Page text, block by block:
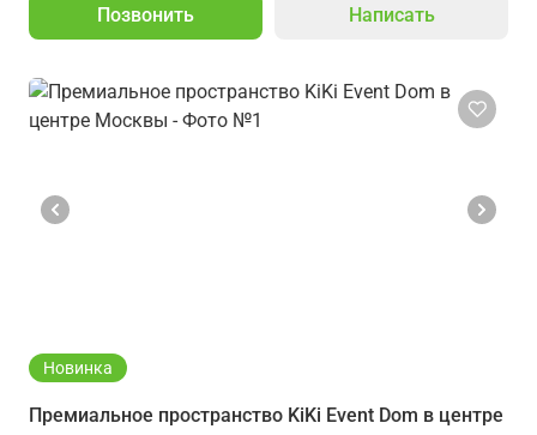
Позвонить Написать
Новинка
Премиальное пространство KiKi Event Dom в центре